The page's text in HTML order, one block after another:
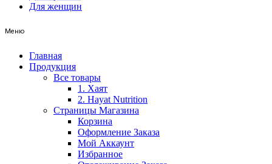
Для женщин
Меню
Главная
Продукция
Все товары
1. Хаят
2. Hayat Nutrition
Страницы Магазина
Корзина
Оформление Заказа
Мой Аккаунт
Избранное